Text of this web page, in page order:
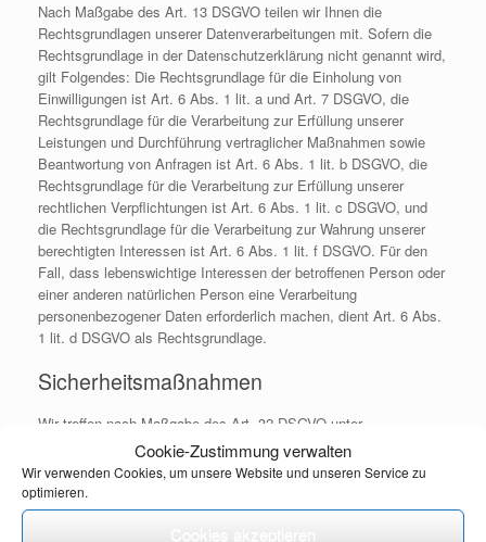
Cookie-Zustimmung verwalten
Wir verwenden Cookies, um unsere Website und unseren Service zu
optimieren.
Nach Maßgabe des Art. 13 DSGVO teilen wir Ihnen die
Rechtsgrundlagen unserer Datenverarbeitungen mit. Sofern die
Rechtsgrundlage in der Datenschutzerklärung nicht genannt wird,
gilt Folgendes: Die Rechtsgrundlage für die Einholung von
Einwilligungen ist Art. 6 Abs. 1 lit. a und Art. 7 DSGVO, die
Rechtsgrundlage für die Verarbeitung zur Erfüllung unserer
Leistungen und Durchführung vertraglicher Maßnahmen sowie
Beantwortung von Anfragen ist Art. 6 Abs. 1 lit. b DSGVO, die
Rechtsgrundlage für die Verarbeitung zur Erfüllung unserer
rechtlichen Verpflichtungen ist Art. 6 Abs. 1 lit. c DSGVO, und
die Rechtsgrundlage für die Verarbeitung zur Wahrung unserer
berechtigten Interessen ist Art. 6 Abs. 1 lit. f DSGVO. Für den
Fall, dass lebenswichtige Interessen der betroffenen Person oder
einer anderen natürlichen Person eine Verarbeitung
personenbezogener Daten erforderlich machen, dient Art. 6 Abs.
1 lit. d DSGVO als Rechtsgrundlage.
Sicherheitsmaßnahmen
Wir treffen nach Maßgabe des Art. 32 DSGVO unter
Berücksichtigung des Stands der Technik, der
Implementierungskosten und der Art, des Umfangs, der
Umstände und der Zwecke der Verarbeitung sowie der
unterschiedlichen Eintrittswahrscheinlichkeit und Schwere des